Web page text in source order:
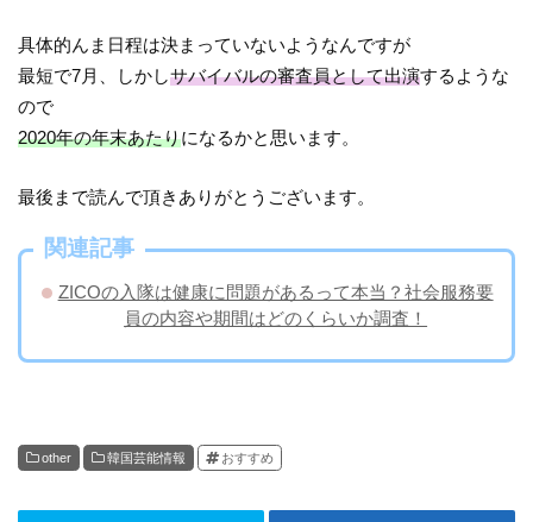
具体的んま日程は決まっていないようなんですが
最短で7月、しかしサバイバルの審査員として出演するような
ので
2020年の年末あたりになるかと思います。
最後まで読んで頂きありがとうございます。
関連記事
ZICOの入隊は健康に問題があるって本当？社会服務要
員の内容や期間はどのくらいか調査！
other 韓国芸能情報 おすすめ